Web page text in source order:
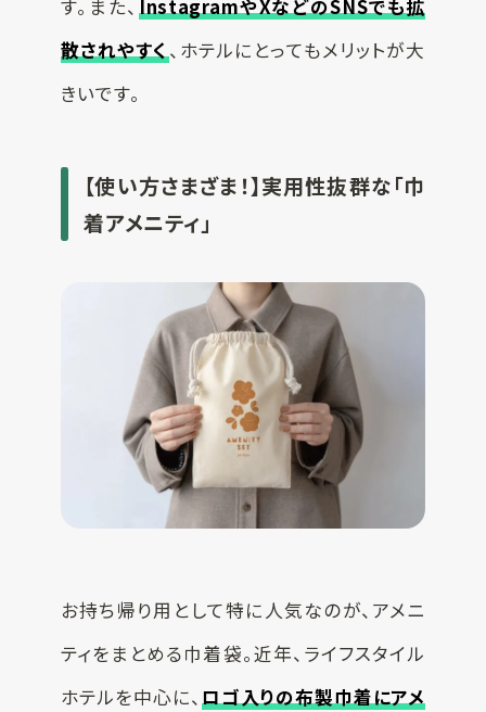
す。また、 InstagramやXなどのSNSでも拡
散されやすく 、ホテルにとってもメリットが大
きいです。
【使い方さまざま！】実用性抜群な「巾
着アメニティ」
お持ち帰り用として特に人気なのが、アメニ
ティをまとめる巾着袋。近年、ライフスタイル
ホテルを中心に、ロゴ入りの布製巾着にアメ